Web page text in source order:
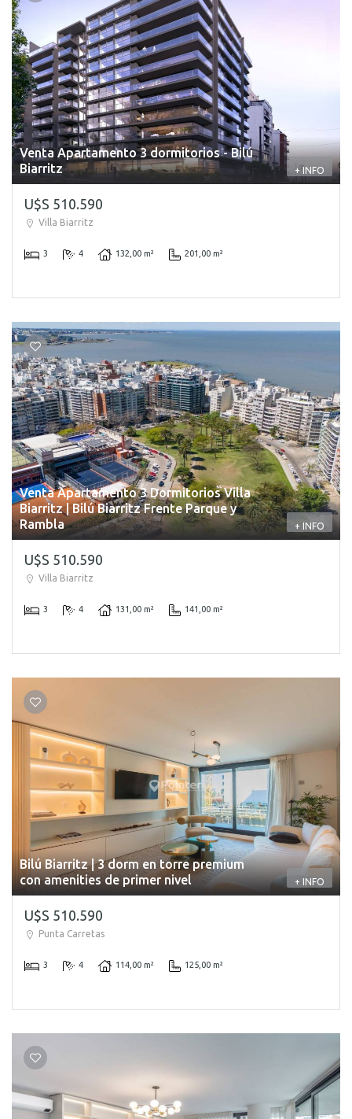
Venta Apartamento 3 dormitorios - Bilú
Biarritz
+ INFO
U$S 510.590
Villa Biarritz
3 4 132,00 m² 201,00 m²
Venta Apartamento 3 Dormitorios Villa
Biarritz | Bilú Biarritz Frente Parque y
Rambla
+ INFO
U$S 510.590
Villa Biarritz
3 4 131,00 m² 141,00 m²
Bilú Biarritz | 3 dorm en torre premium
con amenities de primer nivel
+ INFO
U$S 510.590
Punta Carretas
3 4 114,00 m² 125,00 m²